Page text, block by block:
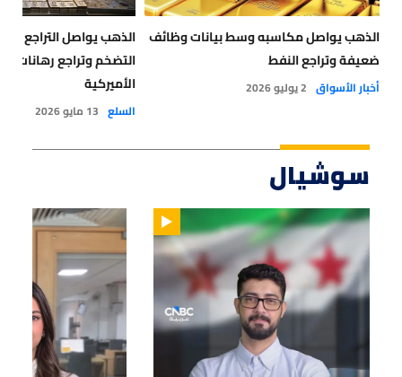
الذهب يواصل مكاسبه وسط بيانات وظائف
ضعيفة وتراجع النفط
أخبار الأسواق 2 يوليو 2026
الذهب يواصل التراجع
التضخم وتراجع رهانات
الأميركية
السلع 13 مايو 2026
سوشيال